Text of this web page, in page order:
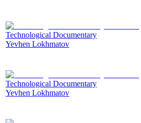
Technological Documentary
Yevhen Lokhmatov
Technological Documentary
Yevhen Lokhmatov